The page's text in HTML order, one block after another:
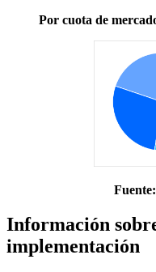
Por cuota de
Información
implementación